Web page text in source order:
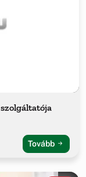
Tovább